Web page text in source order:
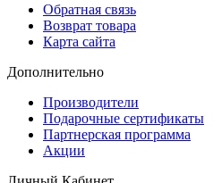
Обратная связь
Возврат товара
Карта сайта
Дополнительно
Производители
Подарочные сертификаты
Партнерская программа
Акции